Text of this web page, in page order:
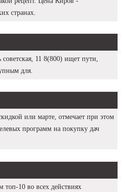
странах.
11 8(800) ищет пути,
для.
или марте, отмечает при этом
программ на покупку дач
топ-10 во всех действиях